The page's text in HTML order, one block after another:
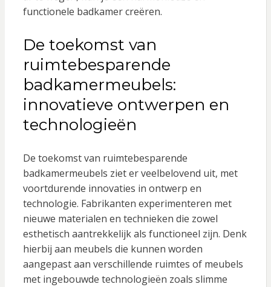
functionele badkamer creëren.
De toekomst van
ruimtebesparende
badkamermeubels:
innovatieve ontwerpen en
technologieën
De toekomst van ruimtebesparende
badkamermeubels ziet er veelbelovend uit, met
voortdurende innovaties in ontwerp en
technologie. Fabrikanten experimenteren met
nieuwe materialen en technieken die zowel
esthetisch aantrekkelijk als functioneel zijn. Denk
hierbij aan meubels die kunnen worden
aangepast aan verschillende ruimtes of meubels
met ingebouwde technologieën zoals slimme